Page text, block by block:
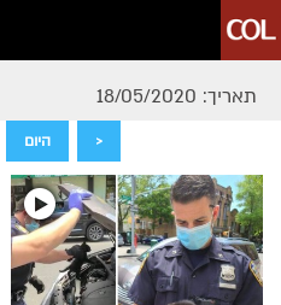
תאריך: 18/05/2020
< היום